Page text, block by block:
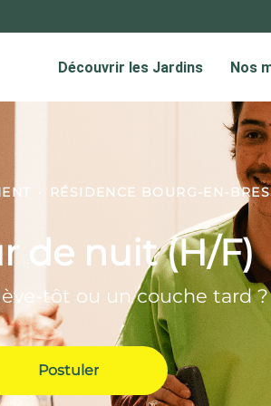
RÉSIDENCE BOURG-EN-
de nuit (H/F)
tôt ou un couche tard ?
Postuler